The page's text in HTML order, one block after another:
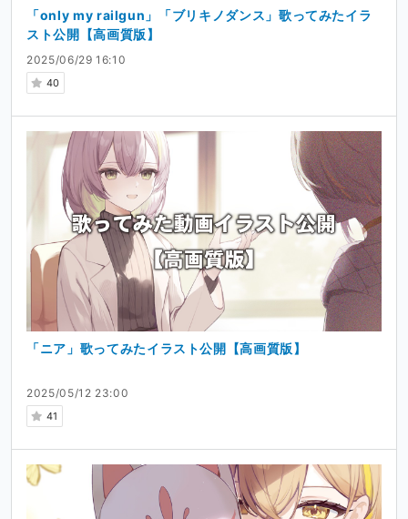
2025/06/29 16:10
40
「only my railgun」「ブリキノダンス」歌ってみたイラ
スト公開【高画質版】
2025/05/12 23:00
41
「ニア」歌ってみたイラスト公開【高画質版】